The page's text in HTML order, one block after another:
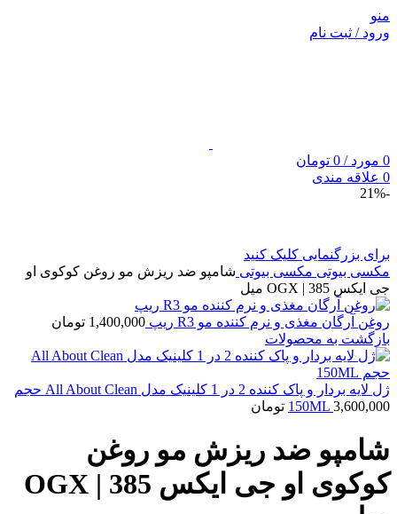
منو
ورود / ثبت نام
0 مورد /
0 تومان
0 علاقه مندی
-21%
برای بزرگنمایی کلیک کنید
مکسی بیوتی مکسی بیوتی شامپو ضد ریزش مو روغن کوکوی او
جی ایکس OGX | 385 میل
روغن آرگان مغذی و نرم کننده مو R3 ریپ 1,400,000 تومان
بازگشت به محصولات
ژل لایه بردار و پاک کننده 2 در 1 کلینیک مدل All About Clean حجم
150ML 3,600,000 تومان
شامپو ضد ریزش مو روغن
کوکوی او جی ایکس OGX | 385